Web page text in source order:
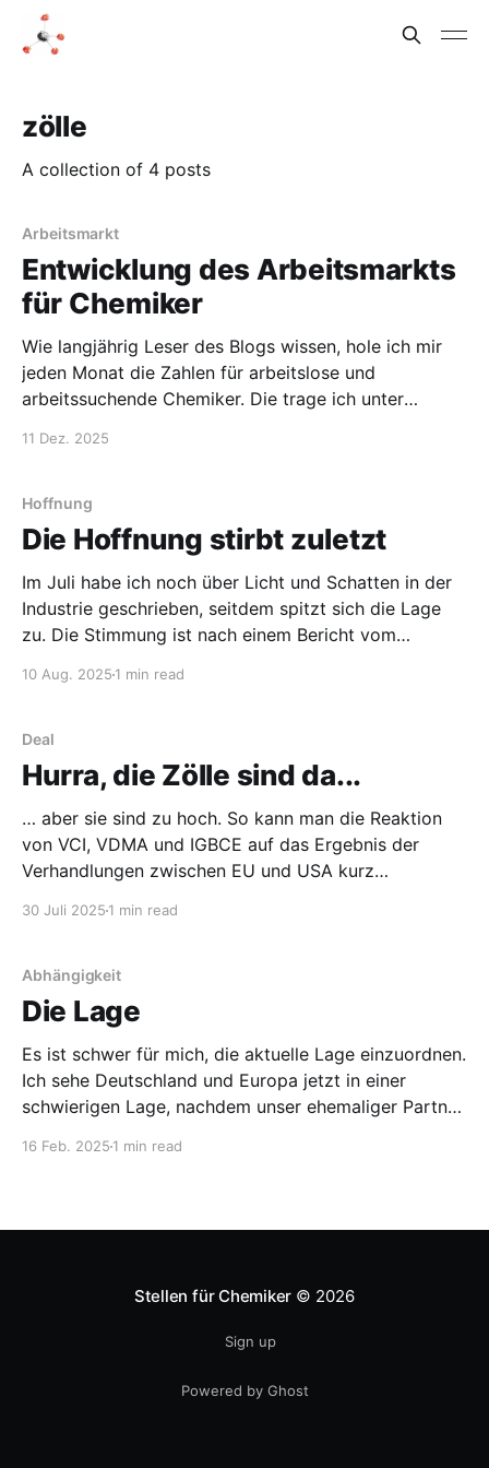
zölle
A collection of 4 posts
Arbeitsmarkt
Entwicklung des Arbeitsmarkts
für Chemiker
Wie langjährig Leser des Blogs wissen, hole ich mir
jeden Monat die Zahlen für arbeitslose und
arbeitssuchende Chemiker. Die trage ich unter
Arbeitslosen das Niveau der Corona-Zeit
11 Dez. 2025
Hoffnung
Die Hoffnung stirbt zuletzt
Im Juli habe ich noch über Licht und Schatten in der
Industrie geschrieben, seitdem spitzt sich die Lage
zu. Die Stimmung ist nach einem Bericht vom
Auftragsbestand niedriger als zu Corona-Zeiten.
diskutiert, trotz Fachkräftemangel und Know-how-
Verlust. Die nächste Tarifrunde steht
10 Aug. 2025 1 min read
Deal
Hurra, die Zölle sind da...
… aber sie sind zu hoch. So kann man die Reaktion
von VCI, VDMA und IGBCE auf das Ergebnis der
Verhandlungen zwischen EU und USA kurz
inzwischen schon jeder gehört
30 Juli 2025 1 min read
Abhängigkeit
Die Lage
Es ist schwer für mich, die aktuelle Lage einzuordnen.
Ich sehe Deutschland und Europa jetzt in einer
schwierigen Lage, nachdem unser ehemaliger Partner
16 Feb. 2025 1 min read
Stellen für Chemiker © 2026
Sign up
Powered by Ghost